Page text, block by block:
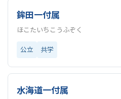
鉾田一付属
ほこたいちこうふぞく
公立 共学
水海道一付属